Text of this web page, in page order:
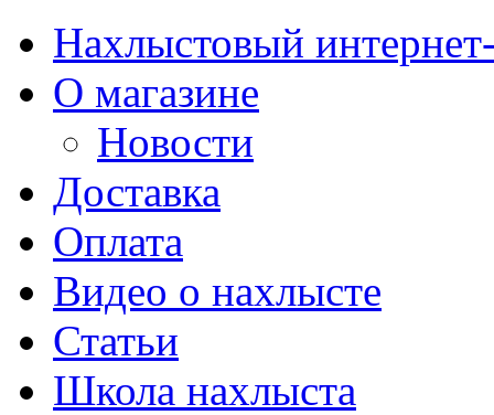
Нахлыстовый
О магазине
Новости
Доставка
Оплата
Видео о нахлысте
Статьи
Школа нахлыста